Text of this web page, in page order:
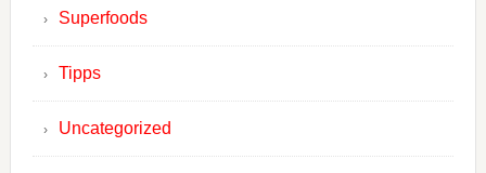
Superfoods
Tipps
Uncategorized